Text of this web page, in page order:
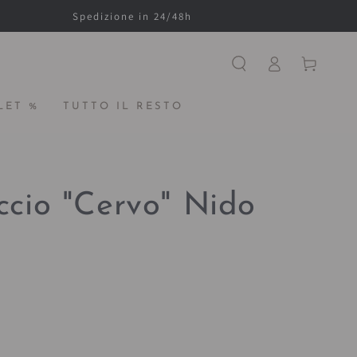
Spedizione in 24/48h
% TUTTO IL RESTO
Accesso Carello
"Cervo" Nido